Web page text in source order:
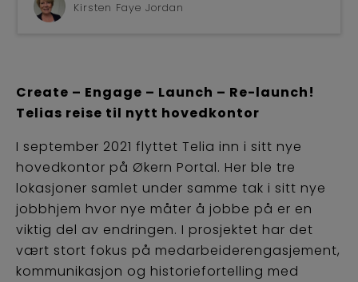
Kirsten Faye Jordan
Create – Engage – Launch – Re-launch!
Telias reise til nytt hovedkontor
I september 2021 flyttet Telia inn i sitt nye
hovedkontor på Økern Portal. Her ble tre
lokasjoner samlet under samme tak i sitt nye
jobbhjem hvor nye måter å jobbe på er en
viktig del av endringen. I prosjektet har det
vært stort fokus på medarbeiderengasjement,
kommunikasjon og historiefortelling med